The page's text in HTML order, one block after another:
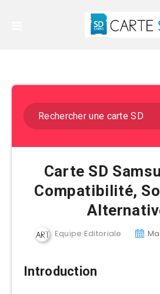
Carte SD
Compatibilité,
Equipe Editoriale
Introduction